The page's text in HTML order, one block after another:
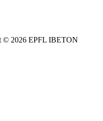
© 2026 EPFL IBETON